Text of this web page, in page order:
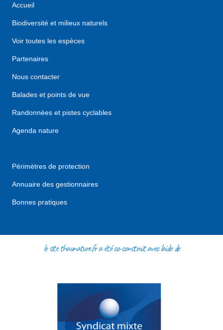
Accueil
Biodiversité et milieux naturels
Voir toutes les espèces
Partenaires
Nous contacter
Balades et points de vue
Randonnées et pistes cyclables
Agenda nature
Périmètres de protection
Annuaire des gestionnaires
Bonnes pratiques
le site thaunature.fr a été co-construit avec l'aide de